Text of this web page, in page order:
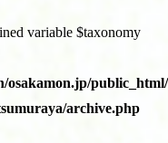
variable $taxonomy
osakamon.jp/
archive.php